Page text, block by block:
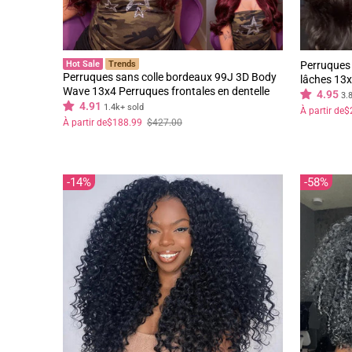
Hot Sale Trends
Perruques sans colle bordeaux 99J 3D Body
Wave 13x4 Perruques frontales en dentelle
de couleur rouge pré-plissées - Geeta Hair
4.91 1.4k+ sold
Prix
régulier
$427.00
Prix
réduit
À partir de$188.99
Perruques
lâches
ondulée
épilée
4.95
Prix
régulier
Prix
réduit
À partir de
14% 58%